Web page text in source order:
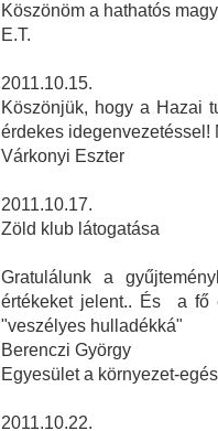
Köszönöm a hathatós
E.T.
2011.10.15.
Köszönjük, hogy a Hazai
érdekes idegenvezetéssel!
Várkonyi Eszter
2011.10.17.
Zöld klub látogatása
Gratulálunk a
értékeket jelent.. És a fő
"veszélyes hulladékká"
Berenczi György
Egyesület a környezet-
2011.10.22.